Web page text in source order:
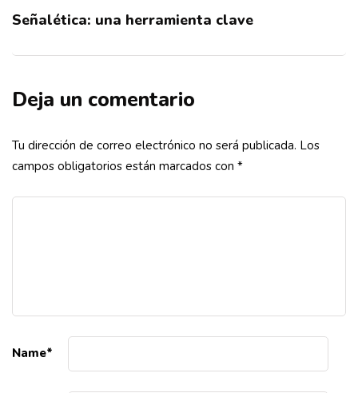
Señalética: una herramienta clave
Deja un comentario
Tu dirección de correo electrónico no será publicada. Los
campos obligatorios están marcados con *
Name*